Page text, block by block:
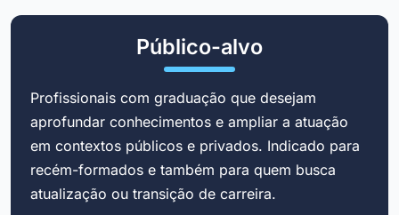
Público-alvo
Profissionais com graduação que desejam
aprofundar conhecimentos e ampliar a atuação
em contextos públicos e privados. Indicado para
recém-formados e também para quem busca
atualização ou transição de carreira.